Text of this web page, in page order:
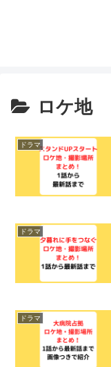
ロケ地
ドラマ
ドラマ
ドラマ